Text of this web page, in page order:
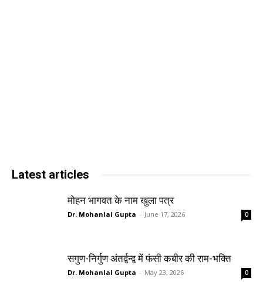
Latest articles
मोहन भागवत के नाम खुला पत्र
Dr. Mohanlal Gupta - June 17, 2026 0
सगुण-निर्गुण अंतर्द्वन्द्व में फंसी कबीर की राम-भक्ति
Dr. Mohanlal Gupta - May 23, 2026 0